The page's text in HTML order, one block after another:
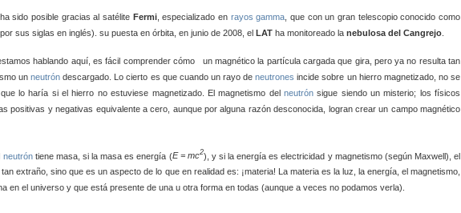
sido posible gracias al satélite Fermi, especializado en rayos gamma , que con un gran telescopio conocido como
, por sus siglas en inglés). su puesta en órbita, en junio de 2008, el LAT ha monitoreado la nebulosa del Cangrejo
hablando aquí, es fácil comprender cómo
un magnético la partícula cargada que gira, pero ya no resulta tan
unneutrón descargado. Lo cierto es que cuando un rayo deneutrones incide sobre un hierro magnetizado, no se
lo haría si el hierro no estuviese magnetizado. El magnetismo del neutrónsigue siendo un misterio; los físicos
positivas y negativas equivalente a cero, aunque por alguna razón desconocida, logran crear un campo magnético
neutróntiene masa, si la masa es energía (E = mc2), y si la energía es electricidad y magnetismo (según Maxwell), el
extraño, sino que es un aspecto de lo que en realidad es: ¡materia! La materia es la luz, la energía, el magnetismo,
en el universo y que está presente de una u otra forma en todas (aunque a veces no podamos verla).